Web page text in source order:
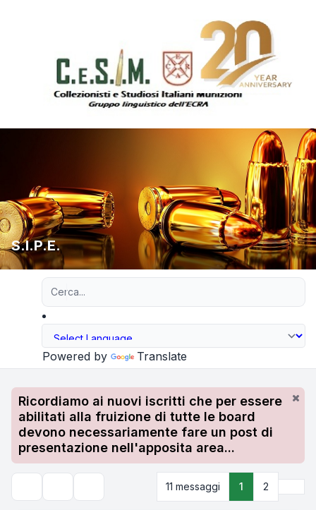
S.I.P.E.
Powered by Translate
Ricordiamo ai nuovi iscritti che per essere
abilitati alla fruizione di tutte le board
devono necessariamente fare un post di
presentazione nell'apposita area...
11 messaggi 1 2